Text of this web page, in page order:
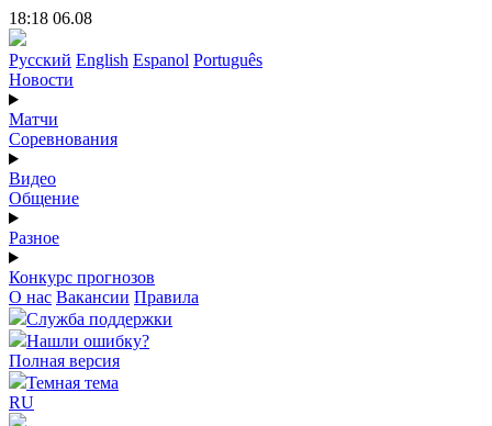
18:18 06.08
Русский English Espanol Português
Новости
Матчи
Соревнования
Видео
Общение
Разное
Конкурс прогнозов
О нас Вакансии Правила
Служба поддержки
Нашли ошибку?
Полная версия
Темная тема
RU